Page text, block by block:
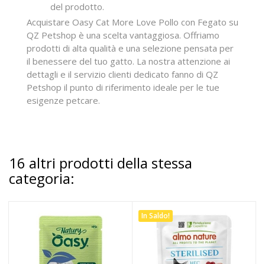
del prodotto.
Acquistare Oasy Cat More Love Pollo con Fegato su
QZ Petshop è una scelta vantaggiosa. Offriamo
prodotti di alta qualità e una selezione pensata per
il benessere del tuo gatto. La nostra attenzione ai
dettagli e il servizio clienti dedicato fanno di QZ
Petshop il punto di riferimento ideale per le tue
esigenze petcare.
16 altri prodotti della stessa
categoria:
In Saldo!